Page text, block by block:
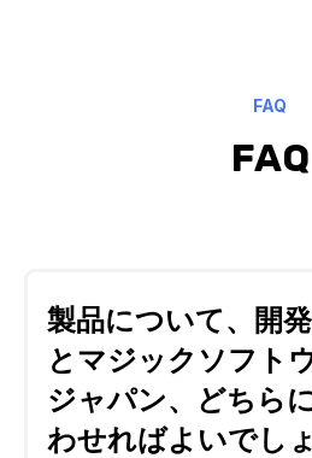
FAQ
FAQ
製品について、開
とマジックソフト
ジャパン、どちら
わせればよいでし